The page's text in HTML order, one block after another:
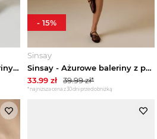
Sinsay - Lakierowane baleriny z paskiem i wkładką z domieszką skóry - czarny
Sinsay
Sinsay - Ażurowe baleriny z paseczkiem - brązowy
33.99 zł 39.99zł*
*najniższa cena z 30 dni przed obniżką
- 15%